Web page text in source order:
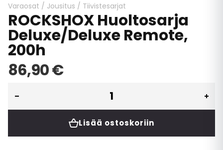
beginning
of
the
images
gallery
Varaosat / Jousitus / Tiivistesarjat
ROCKSHOX Huoltosarja
Deluxe/Deluxe Remote,
200h
86,90 €
Lisää ostoskoriin